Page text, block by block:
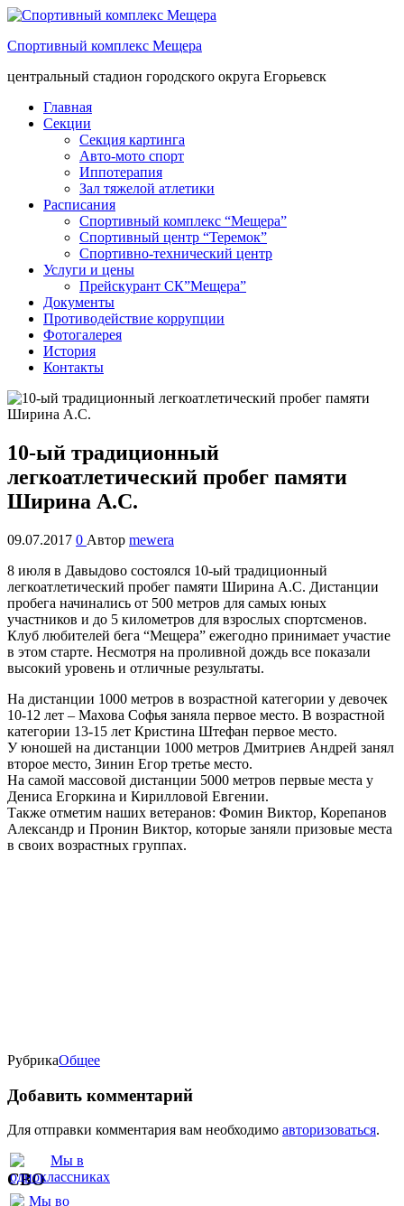
Спортивный комплекс Мещера
центральный стадион городского округа Егорьевск
Главная
Секции
Секция картинга
Авто-мото спорт
Иппотерапия
Зал тяжелой атлетики
Расписания
Спортивный комплекс “Мещера”
Спортивный центр “Теремок”
Спортивно-технический центр
Услуги и цены
Прейскурант СК”Мещера”
Документы
Противодействие коррупции
Фотогалерея
История
Контакты
10-ый традиционный
легкоатлетический пробег памяти
Ширина А.С.
09.07.2017 0 Автор mewera
8 июля в Давыдово состоялся 10-ый традиционный
легкоатлетический пробег памяти Ширина А.С. Дистанции
пробега начинались от 500 метров для самых юных
участников и до 5 километров для взрослых спортсменов.
Клуб любителей бега “Мещера” ежегодно принимает участие
в этом старте. Несмотря на проливной дождь все показали
высокий уровень и отличные результаты.
На дистанции 1000 метров в возрастной категории у девочек
10-12 лет – Махова Софья заняла первое место. В возрастной
категории 13-15 лет Кристина Штефан первое место.
У юношей на дистанции 1000 метров Дмитриев Андрей занял
второе место, Зинин Егор третье место.
На самой массовой дистанции 5000 метров первые места у
Дениса Егоркина и Кирилловой Евгении.
Также отметим наших ветеранов: Фомин Виктор, Корепанов
Александр и Пронин Виктор, которые заняли призовые места
в своих возрастных группах.
РубрикаOбщее
Добавить комментарий
Для отправки комментария вам необходимо авторизоваться.
СВО